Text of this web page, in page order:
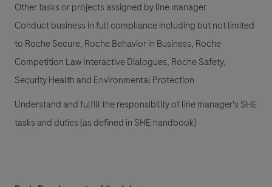
Other tasks or projects assigned by line manager
Conduct business in full compliance including but not limited
to Roche Secure, Roche Behavior in Business, Roche
Competition Law Interactive Dialogues, Roche Safety,
Security Health and Environmental Protection
Understand and fulfill the responsibility of line manager's SHE
tasks and duties (as defined in SHE handbook)